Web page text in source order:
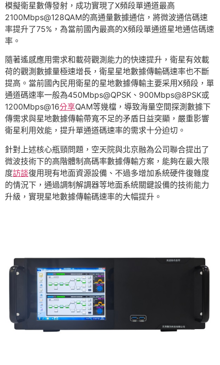
模擬衛星數傳發射，成功實現了X頻段單通道最高
2100Mbps@128QAM的高通量數據通信，將微波通信碼速
率提升了75%，為當前國內最高的X頻段單通道星地通信碼速
率。
隨著遙感應用需求和載荷觀測能力的快速提升，衛星有效載
荷的觀測數據量極速增長，衛星星地數據傳輸碼速率也不斷
提高。當前國內民用衛星的星地數據傳輸主要采用X頻段，單
通道碼速率一般為450Mbps@QPSK、900Mbps@8PSK或
1200Mbps@16分享QAM等幾檔，導致海量空間探測數據下
傳需求與星地數據傳輸帶寬不足的矛盾日益突顯，嚴重影響
衛星利用效能，提升單通道碼速率的需求十分迫切。
針對上述核心瓶頸問題，空天院與北京融為公司聯合提出了
微波技術下的高階體制高碼率數據傳輸方案，能夠在最大限
度訪談復用現有地面資源設備、不過多增加系統硬件復雜度
的情況下，通過調制解調器等地面系統關鍵設備的技術能力
升級，實現星地數據傳輸碼速率的大幅提升。